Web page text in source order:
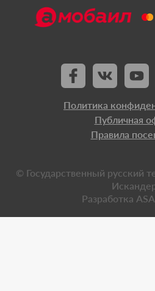
Политика
Публичная
Правила
© Государственный русский
Разработка